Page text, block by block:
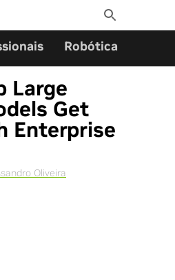
Toggle
Search
Robótica
Large
Get
Enterprise
Oliveira